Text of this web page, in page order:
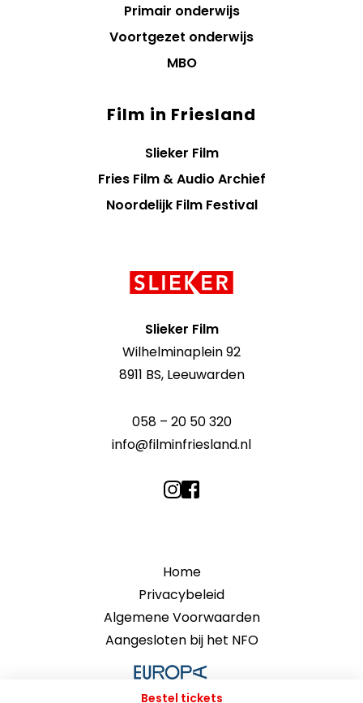
Bestel tickets
Primair onderwijs
Voortgezet onderwijs
MBO
Film in Friesland
Slieker Film
Fries Film & Audio Archief
Noordelijk Film Festival
Slieker Film
Wilhelminaplein 92
8911 BS, Leeuwarden
058 – 20 50 320
info@filminfriesland.nl
Home
Privacybeleid
Algemene Voorwaarden
Aangesloten bij het NFO